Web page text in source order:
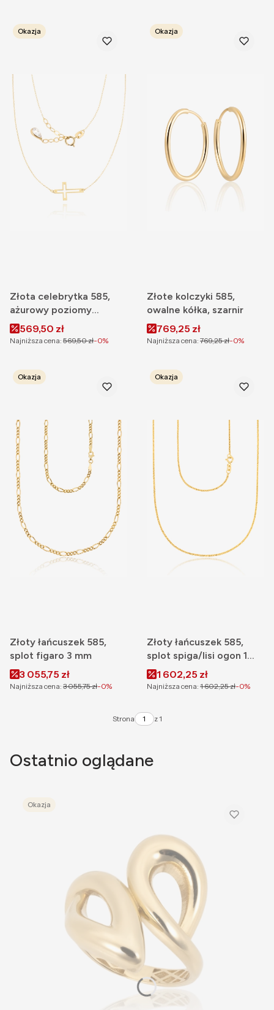
Okazja
Złota celebrytka 585,
ażurowy poziomy
krzyżyk
Cena promocyjna
569,50 zł
Najniższa cena: 569,50 zł-0%
Okazja
Złote kolczyki 585,
owalne kółka, szarnir
Cena promocyjna
769,25 zł
Najniższa cena: 769,25 zł-0%
Okazja
Złoty łańcuszek 585,
splot figaro 3 mm
Cena promocyjna
3 055,75 zł
Najniższa cena: 3 055,75 zł-0%
Okazja
Złoty łańcuszek 585,
splot spiga/lisi ogon 1
mmCena promocyjna
1 602,25 zł
Najniższa cena: 1 602,25 zł-0%
Strona z 1
Ostatnio oglądane
Okazja